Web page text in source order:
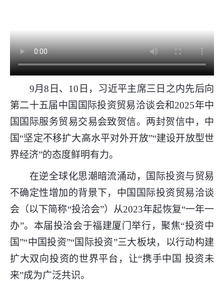
9月8日、10日，习近平主席三日之内先后向
第二十五届中国国际投资贸易洽谈会和2025年中
国国际服务贸易交易会致贺信。两封贺信中，中
国“坚定不移扩大高水平对外开放”“建设开放型世
界经济”的态度鲜明有力。
在逆全球化思潮暗流涌动，国际投资与贸易
不确定性增加的背景下，中国国际投资贸易洽谈
会（以下简称“投洽会”）从2023年起恢复“一年一
办”。本届投洽会于福建厦门举行，聚焦“投资中
国”“中国投资”“国际投资”三大板块，以行动构建
扩大双向投资的世界平台，让“携手中国 投资未
来”成为广泛共识。